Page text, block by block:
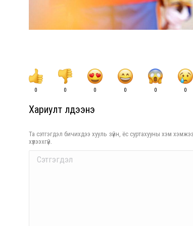
0 0 0 0 0 0
Хариулт үлдээнэ үү
Та сэтгэгдэл бичихдээ хууль зүйн, ёс суртахууны хэм
хүлээхгүй.
Comment